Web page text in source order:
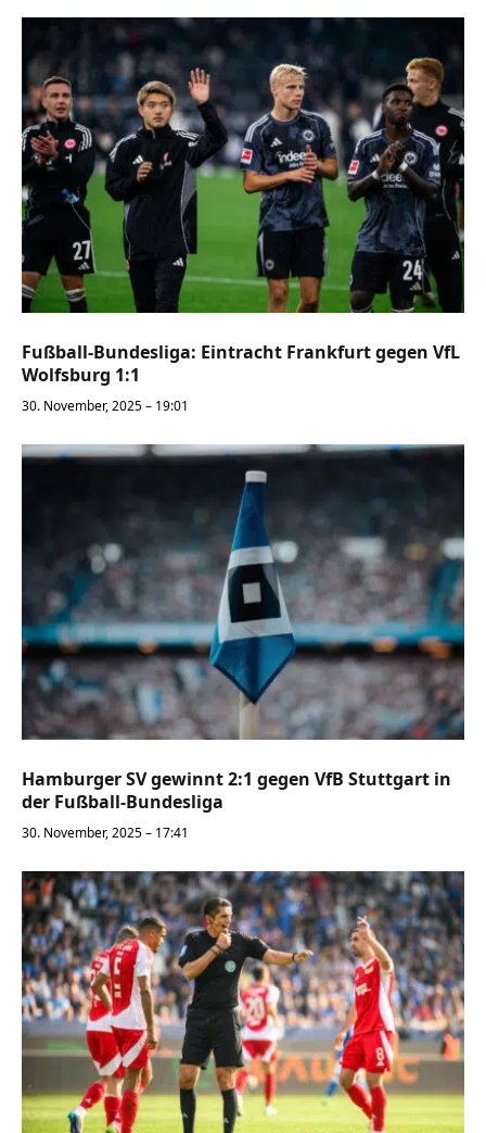
Fußball-Bundesliga: Eintracht Frankfurt gegen VfL
Wolfsburg 1:1
30. November, 2025 – 19:01
Hamburger SV gewinnt 2:1 gegen VfB Stuttgart in
der Fußball-Bundesliga
30. November, 2025 – 17:41